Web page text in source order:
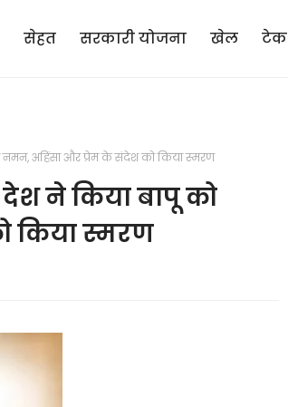
सेहत सरकारी योजना खेल टेक
नमन, अहिंसा और प्रेम के संदेश को किया स्मरण
देश ने किया बापू को
किया स्मरण